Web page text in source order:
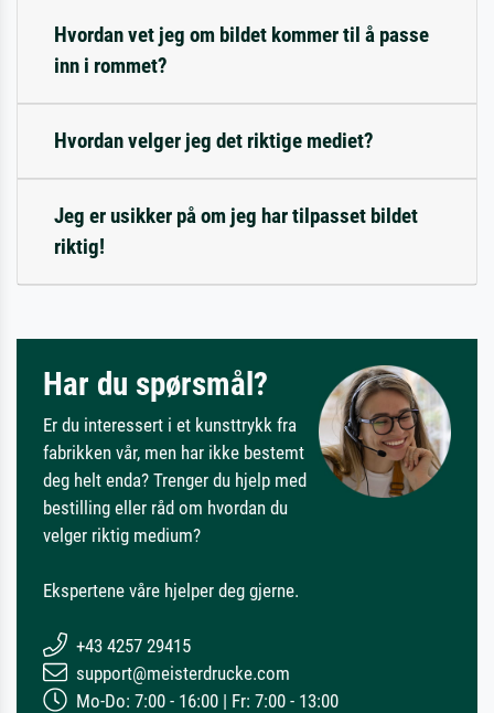
Hvordan vet jeg om bildet kommer til å passe
inn i rommet?
Hvordan velger jeg det riktige mediet?
Jeg er usikker på om jeg har tilpasset bildet
riktig!
Har du spørsmål?
Er du interessert i et kunsttrykk fra
fabrikken vår, men har ikke bestemt
deg helt enda? Trenger du hjelp med
bestilling eller råd om hvordan du
velger riktig medium?
Ekspertene våre hjelper deg gjerne.
+43 4257 29415
support@meisterdrucke.com
Mo-Do: 7:00 - 16:00 | Fr: 7:00 - 13:00